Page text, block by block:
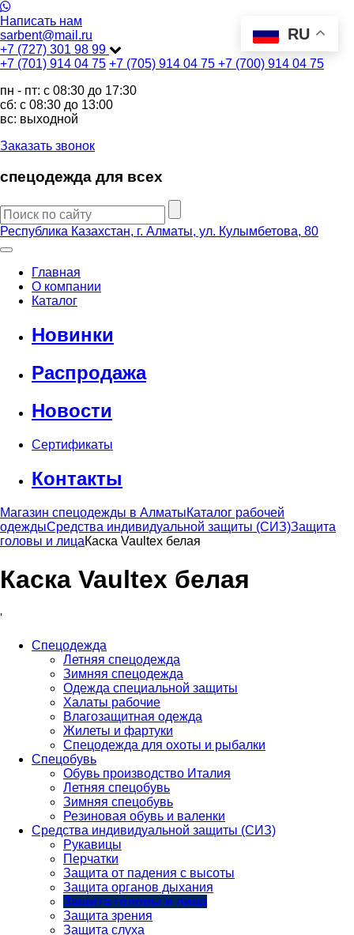
Написать нам
sarbent@mail.ru
+7 (727) 301 98 99
+7 (701) 914 04 75 +7 (705) 914 04 75 +7 (700) 914 04 75
пн - пт: c 08:30 до 17:30
сб: c 08:30 до 13:00
вс: выходной
Заказать звонок
спецодежда для всех
Республика Казахстан, г. Алматы, ул. Кулымбетова, 80
Главная
О компании
Каталог
Новинки
Распродажа
Новости
Сертификаты
Контакты
Магазин спецодежды в АлматыКаталог рабочей
одеждыСредства индивидуальной защиты (СИЗ)Защита
головы и лицаКаска Vaultex белая
Каска Vaultex белая
'
Спецодежда
Летняя спецодежда
Зимняя спецодежда
Одежда специальной защиты
Халаты рабочие
Влагозащитная одежда
Жилеты и фартуки
Спецодежда для охоты и рыбалки
Спецобувь
Обувь производство Италия
Летняя спецобувь
Зимняя спецобувь
Резиновая обувь и валенки
Средства индивидуальной защиты (СИЗ)
Рукавицы
Перчатки
Защита от падения с высоты
Защита органов дыхания
Защита головы и лица
Защита зрения
Защита слуха
RU